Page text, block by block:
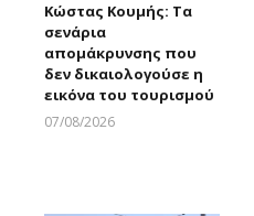
Κώστας Κουμής: Τα
σενάρια
απομάκρυνσης που
δεν δικαιολογούσε η
εικόνα του τουρισμού
07/08/2026